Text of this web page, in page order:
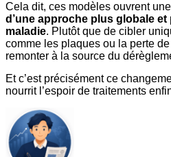
Cela dit, ces modèles ouvrent
d’une approche plus globale
maladie. Plutôt que de cibler
comme les plaques ou la perte
remonter à la source du
Et c’est précisément ce
nourrit l’espoir de traitements